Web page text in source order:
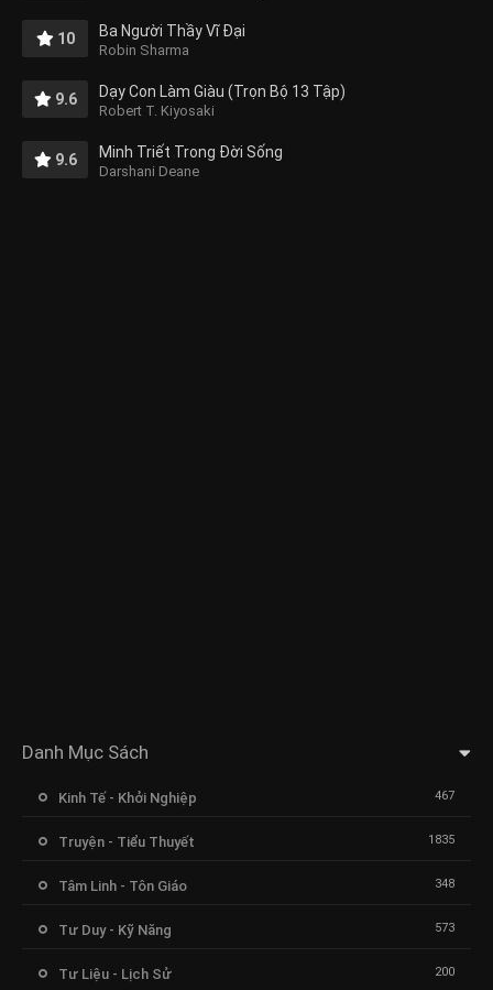
10 Ba Người Thầy Vĩ Đại
Robin Sharma
9.6 Dạy Con Làm Giàu (Trọn Bộ 13 Tập)
Robert T. Kiyosaki
9.6 Minh Triết Trong Đời Sống
Darshani Deane
Danh Mục Sách
Kinh Tế - Khởi Nghiệp 467
Truyện - Tiểu Thuyết 1835
Tâm Linh - Tôn Giáo 348
Tư Duy - Kỹ Năng 573
Tư Liệu - Lịch Sử 200